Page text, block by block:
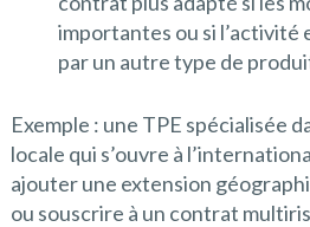
importantes ou si l’activité
par un autre type de
Exemple : une TPE spécialisée
locale qui s’ouvre à
ajouter une extension
ou souscrire à un contrat